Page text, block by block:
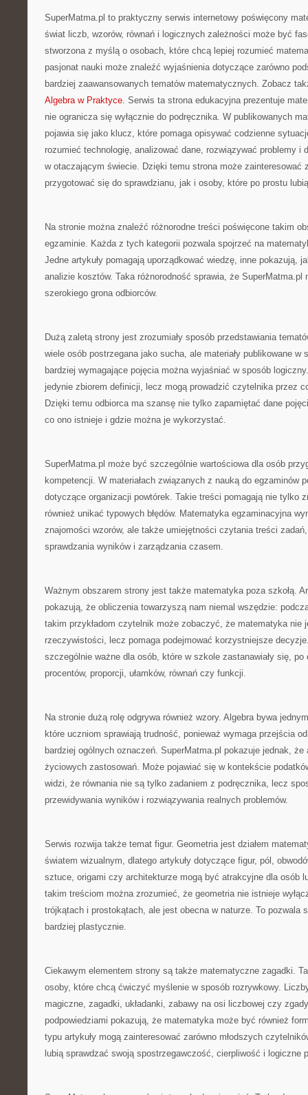
SuperMatma.pl to praktyczny serwis internetowy poświęcony
świat liczb, wzorów, równań i logicznych zależności może być
stworzona z myślą o osobach, które chcą lepiej rozumieć
pasjonat nauki może znaleźć wyjaśnienia dotyczące zarówno
bardziej zaawansowanych tematów matematycznych. Zobacz
Algebra w Praktyce. Serwis ta strona edukacyjna prezentuje
nie ogranicza się wyłącznie do podręcznika. W publikowanych
pojawia się jako klucz, które pomaga opisywać codzienne
rozumieć technologię, analizować dane, rozwiązywać problemy i
w otaczającym świecie. Dzięki temu strona może zainteresować
przygotować się do sprawdzianu, jak i osoby, które po prostu
Na stronie można znaleźć różnorodne treści poświęcone takim
egzaminie. Każda z tych kategorii pozwala spojrzeć na
Jedne artykuły pomagają uporządkować wiedzę, inne pokazują,
analizie kosztów. Taka różnorodność sprawia, że SuperMatma.pl
szerokiego grona odbiorców.
Dużą zaletą strony jest zrozumiały sposób przedstawiania
wiele osób postrzegana jako sucha, ale materiały publikowane w
bardziej wymagające pojęcia można wyjaśniać w sposób
jedynie zbiorem definicji, lecz mogą prowadzić czytelnika przez
Dzięki temu odbiorca ma szansę nie tylko zapamiętać dane
co ono istnieje i gdzie można je wykorzystać.
SuperMatma.pl może być szczególnie wartościowa dla osób
kompetencji. W materiałach związanych z nauką do egzaminów
dotyczące organizacji powtórek. Takie treści pomagają nie tylko
również unikać typowych błędów. Matematyka egzaminacyjna
znajomości wzorów, ale także umiejętności czytania treści
sprawdzania wyników i zarządzania czasem.
Ważnym obszarem strony jest także matematyka poza szkołą.
pokazują, że obliczenia towarzyszą nam niemal wszędzie:
takim przykładom czytelnik może zobaczyć, że matematyka nie
rzeczywistości, lecz pomaga podejmować korzystniejsze
szczególnie ważne dla osób, które w szkole zastanawiały się, po
procentów, proporcji, ułamków, równań czy funkcji.
Na stronie dużą rolę odgrywa również wzory. Algebra bywa
które uczniom sprawiają trudność, ponieważ wymaga przejścia
bardziej ogólnych oznaczeń. SuperMatma.pl pokazuje jednak, że
życiowych zastosowań. Może pojawiać się w kontekście
widzi, że równania nie są tylko zadaniem z podręcznika, lecz
przewidywania wyników i rozwiązywania realnych problemów.
Serwis rozwija także temat figur. Geometria jest działem
światem wizualnym, dlatego artykuły dotyczące figur, pól,
sztuce, origami czy architekturze mogą być atrakcyjne dla osób
takim treściom można zrozumieć, że geometria nie istnieje
trójkątach i prostokątach, ale jest obecna w naturze. To pozwala
bardziej plastycznie.
Ciekawym elementem strony są także matematyczne zagadki.
osoby, które chcą ćwiczyć myślenie w sposób rozrywkowy.
magiczne, zagadki, układanki, zabawy na osi liczbowej czy
podpowiedziami pokazują, że matematyka może być również
typu artykuły mogą zainteresować zarówno młodszych
lubią sprawdzać swoją spostrzegawczość, cierpliwość i logiczne